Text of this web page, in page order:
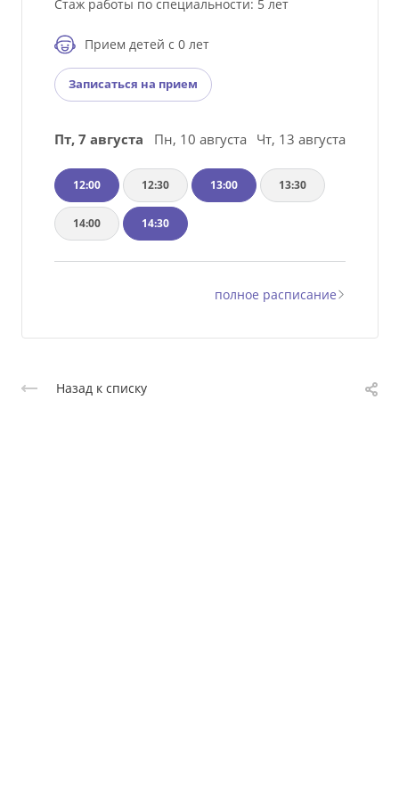
Стаж работы по специальности: 5 лет
Прием детей с 0 лет
Записаться на прием
12:00 12:30 13:00 13:30
14:00 14:30
Пт, 7 августа Пн, 10 августа Чт, 13 августа
полное расписание
Назад к списку